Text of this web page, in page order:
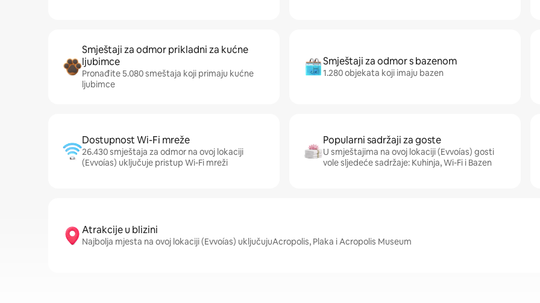
Smještaji za odmor prikladni za kućne
ljubimce
Pronađite 5.080 smeštaja koji primaju kućne
ljubimce
Smještaji za odmor s bazenom
1.280 objekata koji imaju bazen
Dostupnost Wi-Fi mreže
26.430 smještaja za odmor na ovoj lokaciji
(Evvoías) uključuje pristup Wi-Fi mreži
Popularni sadržaji za goste
U smještajima na ovoj lokaciji (Evvoías) gosti
vole sljedeće sadržaje: Kuhinja, Wi-Fi i Bazen
Atrakcije u blizini
Najbolja mjesta na ovoj lokaciji (Evvoías) uključujuAcropolis, Plaka i Acropolis Museum